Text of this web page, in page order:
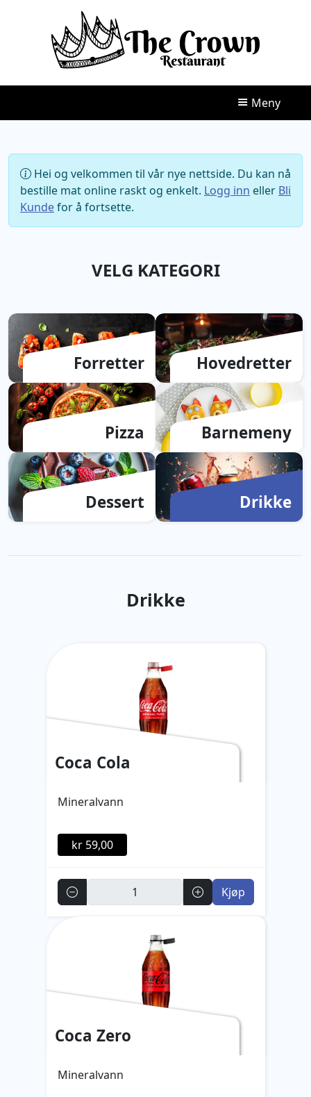
Meny
Take Away
Booke Bord
Handlevogn
Logg Inn
Bli Kunde
Hei og velkommen til vår nye nettside. Du kan nå
bestille mat online raskt og enkelt. Logg inn eller Bli
Kundefor å fortsette.
VELG KATEGORI
Forretter Hovedretter
Pizza Barnemeny
Dessert Drikke
Drikke
Coca Cola
Mineralvann
kr 59,00
Antall Kjøp
Coca Zero
Mineralvann